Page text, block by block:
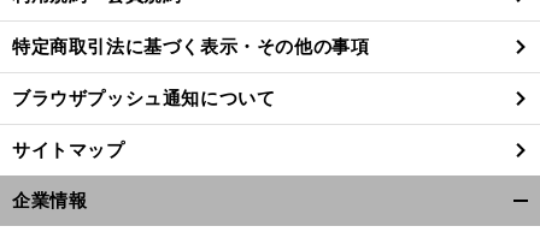
特定商取引法に基づく表示・その他の事項
ブラウザプッシュ通知について
サイトマップ
企業情報